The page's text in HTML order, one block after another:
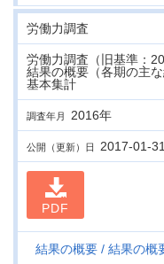
労働力調査
労働力調査（旧基準：
結果の概要（各期の主
基本集計
調査年月 2016年
公開（更新）日 2017-01-31
PDF
結果の概要 結果の概